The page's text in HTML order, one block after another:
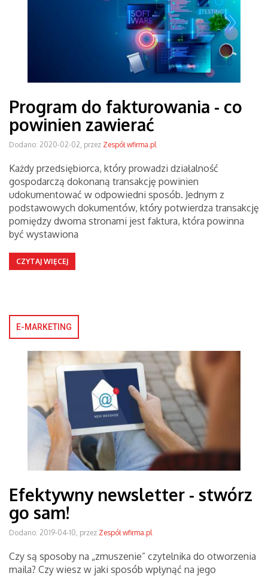
Program do fakturowania - co
powinien zawierać
Dodano: 2020-02-02, przez Zespół wfirma.pl
Każdy przedsiębiorca, który prowadzi działalność
gospodarczą dokonaną transakcję powinien
udokumentować w odpowiedni sposób. Jednym z
podstawowych dokumentów, który potwierdza transakcję
pomiędzy dwoma stronami jest faktura, która powinna
być wystawiona
CZYTAJ WIĘCEJ
E-MARKETING
Efektywny newsletter - stwórz
go sam!
Dodano: 2019-04-10, przez Zespół wfirma.pl
Czy są sposoby na „zmuszenie” czytelnika do otworzenia
maila? Czy wiesz w jaki sposób wpłynąć na jego